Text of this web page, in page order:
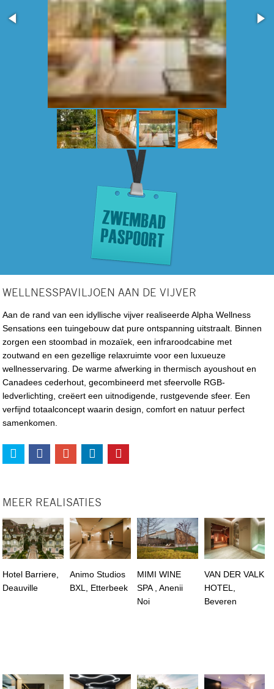
WELLNESSPAVILJOEN AAN DE VIJVER
Aan de rand van een idyllische vijver realiseerde Alpha Wellness
Sensations een tuingebouw dat pure ontspanning uitstraalt. Binnen
zorgen een stoombad in mozaïek, een infraroodcabine met
zoutwand en een gezellige relaxruimte voor een luxueuze
wellnesservaring. De warme afwerking in thermisch ayoushout en
Canadees cederhout, gecombineerd met sfeervolle RGB-
ledverlichting, creëert een uitnodigende, rustgevende sfeer. Een
verfijnd totaalconcept waarin design, comfort en natuur perfect
samenkomen.
MEER REALISATIES
Hotel Barriere,
Deauville
Animo Studios
BXL, Etterbeek
MIMI WINE
SPA , Anenii
Noi
VAN DER VALK
HOTEL,
Beveren